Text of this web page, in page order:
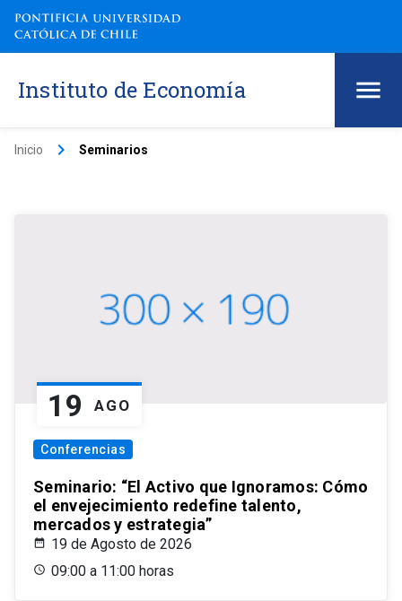
Instituto de Economía
Inicio keyboard_arrow_right Seminarios
19 AGO
Conferencias
Seminario: “El Activo que Ignoramos: Cómo
el envejecimiento redefine talento,
mercados y estrategia”
19 de Agosto de 2026
09:00 a 11:00 horas